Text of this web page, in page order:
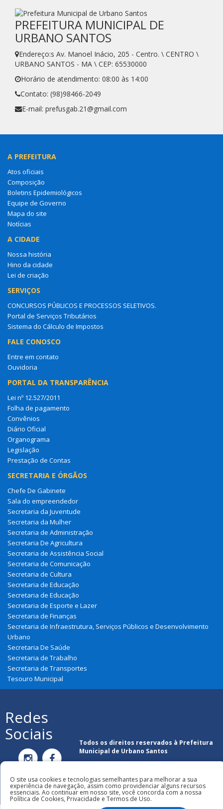
PREFEITURA MUNICIPAL DE
URBANO SANTOS
Endereço:s Av. Manoel Inácio, 205 - Centro. \ CENTRO \
URBANO SANTOS - MA \ CEP: 65530000
Horário de atendimento: 08:00 às 14:00
Contato: (98)98466-2049
E-mail: prefusgab.21@gmail.com
A PREFEITURA
Atos oficiais
Composição
Boletins Epidemiológicos
Equipe de Governo
Mapa do site
Notícias
A CIDADE
Nossa história
Hino da cidade
Lei de criação
SERVIÇOS
CONCURSOS PÚBLICOS E PROCESSOS SELETIVOS.
Portal de Serviços Tributários
Sistema do Cálculo de Impostos
FALE CONOSCO
Entre em contato
Ouvidoria
PORTAL DA TRANSPARÊNCIA
Lei nº 12.527/2011
Folha de pagamento
Convênios
Diário Oficial
Organograma
Legislação
Prestação de Contas
SECRETARIA E ÓRGÃOS
Chefe De Gabinete
Sala do empreendedor
Secretaria da Juventude
Secretaria da Mulher
Secretaria de Administração
Secretaria De Agricultura
Secretaria de Assistência Social
Secretaria de Comunicação
Secretaria de Cultura
Secretaria de Educação
Secretaria de Educação
Secretaria de Esporte e Lazer
Secretaria de Finanças
Secretaria de Infraestrutura, Serviços Públicos e Desenvolvimento
Urbano
Secretaria De Saúde
Secretaria de Trabalho
Secretaria de Transportes
Tesouro Municipal
Redes
Sociais
Todos os direitos reservados à Prefeitura
Municipal de Urbano Santos
O site usa cookies e tecnologias semelhantes para melhorar a sua
experiência de navegação, assim como providenciar alguns recursos
essenciais. Ao continuar em nosso site, você concorda com a nossa
Política de Cookies, Privacidade e Termos de Uso.